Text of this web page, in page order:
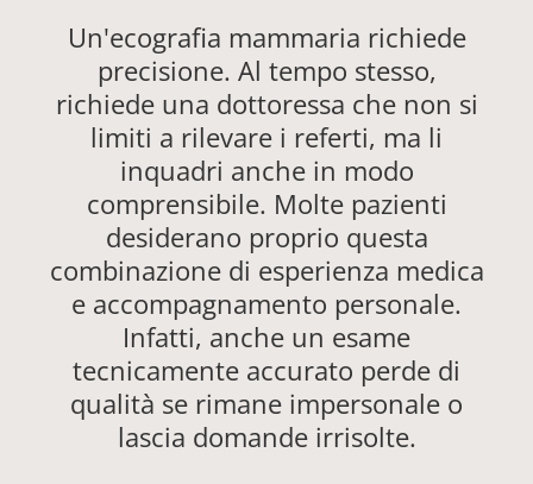
Un'ecografia mammaria richiede
precisione. Al tempo stesso,
richiede una dottoressa che non si
limiti a rilevare i referti, ma li
inquadri anche in modo
comprensibile. Molte pazienti
desiderano proprio questa
combinazione di esperienza medica
e accompagnamento personale.
Infatti, anche un esame
tecnicamente accurato perde di
qualità se rimane impersonale o
lascia domande irrisolte.